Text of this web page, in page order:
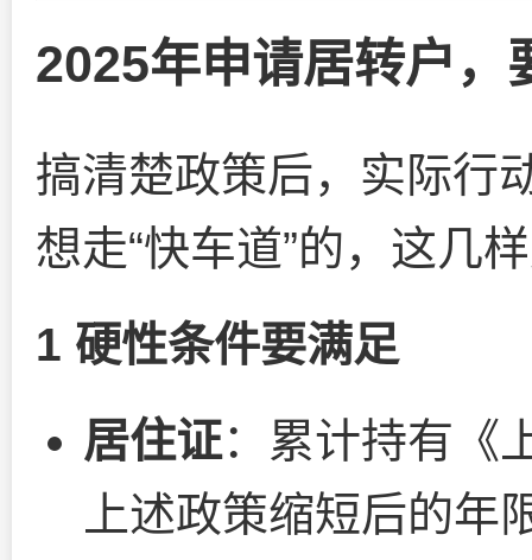
2025年申请居转户，
搞清楚政策后，实际行
想走“快车道”的，这几
1 硬性条件要满足
居住证：累计持有《
上述政策缩短后的年